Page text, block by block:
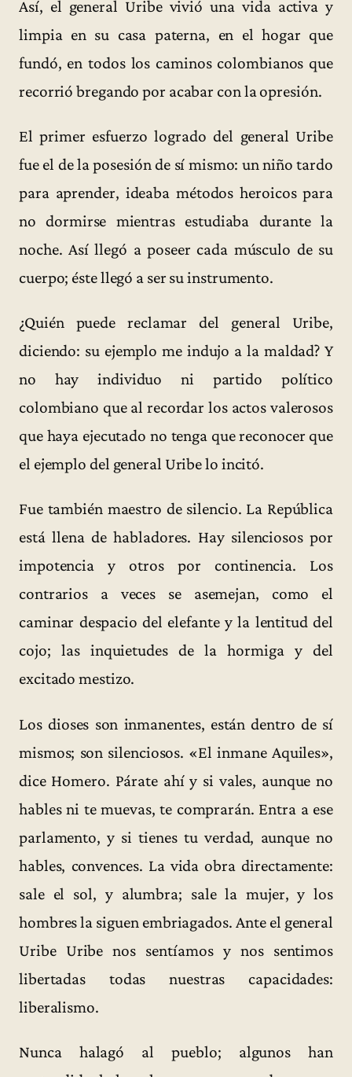
Así, el general Uribe vivió una vida activa y
limpia en su casa paterna, en el hogar que
fundó, en todos los caminos colombianos que
recorrió bregando por acabar con la opresión.
El primer esfuerzo logrado del general Uribe
fue el de la posesión de sí mismo: un niño tardo
para aprender, ideaba métodos heroicos para
no dormirse mientras estudiaba durante la
noche. Así llegó a poseer cada músculo de su
cuerpo; éste llegó a ser su instrumento.
¿Quién puede reclamar del general Uribe,
diciendo: su ejemplo me indujo a la maldad? Y
no hay individuo ni partido político
colombiano que al recordar los actos valerosos
que haya ejecutado no tenga que reconocer que
el ejemplo del general Uribe lo incitó.
Fue también maestro de silencio. La República
está llena de habladores. Hay silenciosos por
impotencia y otros por continencia. Los
contrarios a veces se asemejan, como el
caminar despacio del elefante y la lentitud del
cojo; las inquietudes de la hormiga y del
excitado mestizo.
Los dioses son inmanentes, están dentro de sí
mismos; son silenciosos. «El inmane Aquiles»,
dice Homero. Párate ahí y si vales, aunque no
hables ni te muevas, te comprarán. Entra a ese
parlamento, y si tienes tu verdad, aunque no
hables, convences. La vida obra directamente:
sale el sol, y alumbra; sale la mujer, y los
hombres la siguen embriagados. Ante el general
Uribe Uribe nos sentíamos y nos sentimos
libertadas todas nuestras capacidades:
liberalismo.
Nunca halagó al pueblo; algunos han